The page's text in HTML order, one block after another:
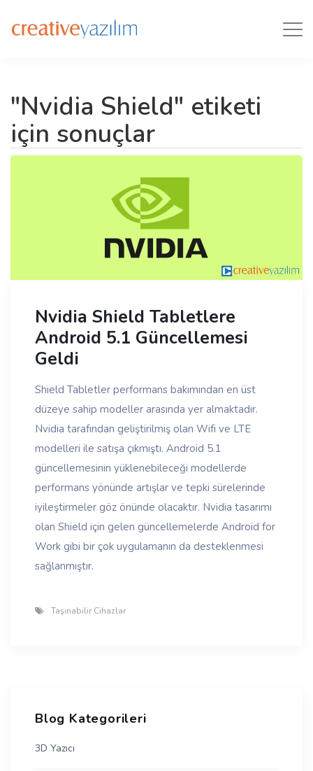
"Nvidia Shield" etiketi
için sonuçlar
Nvidia Shield Tabletlere
Android 5.1 Güncellemesi
Geldi
Shield Tabletler performans bakımından en üst
düzeye sahip modeller arasında yer almaktadır.
Nvidia tarafından geliştirilmiş olan Wifi ve LTE
modelleri ile satışa çıkmıştı. Android 5.1
güncellemesinin yüklenebileceği modellerde
performans yönünde artışlar ve tepki sürelerinde
iyileştirmeler göz önünde olacaktır. Nvidia tasarımı
olan Shield için gelen güncellemelerde Android for
Work gibi bir çok uygulamanın da desteklenmesi
sağlanmıştır.
Taşınabilir Cihazlar
Blog Kategorileri
3D Yazıcı